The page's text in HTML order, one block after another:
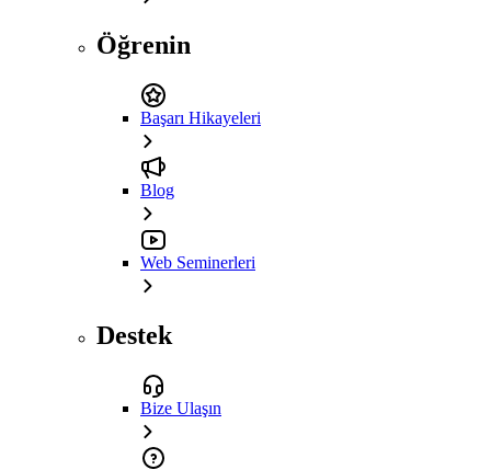
Öğrenin
Başarı Hikayeleri
Blog
Web Seminerleri
Destek
Bize Ulaşın